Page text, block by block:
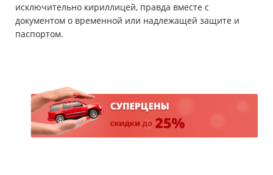
исключительно кириллицей, правда вместе с
документом о временной или надлежащей защите и
паспортом.